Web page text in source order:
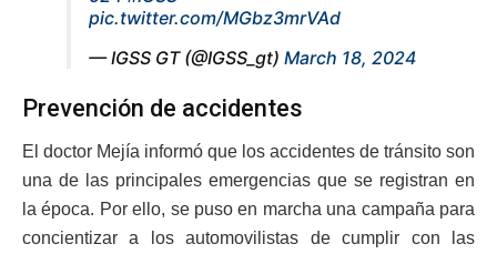
pic.twitter.com/MGbz3mrVAd
— IGSS GT (@IGSS_gt) March 18, 2024
Prevención de accidentes
El doctor Mejía informó que los accidentes de tránsito son
una de las principales emergencias que se registran en
la época. Por ello, se puso en marcha una campaña para
concientizar a los automovilistas de cumplir con las